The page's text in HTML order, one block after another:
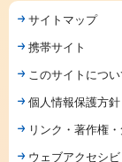
サイトマップ
携帯サイト
このサイトについ
個人情報保護方針
リンク・著作権
ウェブアクセシ